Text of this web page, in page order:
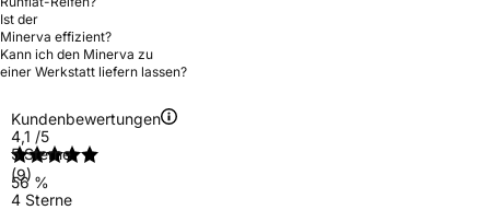
Ist der
Minerva effizient?
Kann ich den Minerva zu
einer Werkstatt liefern lassen?
Kundenbewertungen
4,1 /5
(9)
5 Sterne
56 %
4 Sterne